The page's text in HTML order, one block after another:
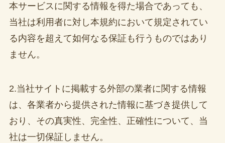
本サービスに関する情報を得た場合であっても、
当社は利用者に対し本規約において規定されてい
る内容を超えて如何なる保証も行うものではあり
ません。
2.当社サイトに掲載する外部の業者に関する情報
は、各業者から提供された情報に基づき提供して
おり、その真実性、完全性、正確性について、当
社は一切保証しません。